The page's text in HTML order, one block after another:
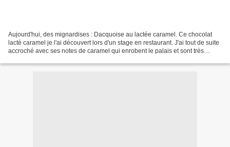
Aujourd'hui, des mignardises : Dacquoise au lactée caramel. Ce chocolat
lacté caramel je l'ai découvert lors d'un stage en restaurant. J'ai tout de suite
accroché avec ses notes de caramel qui enrobent le palais et sont très